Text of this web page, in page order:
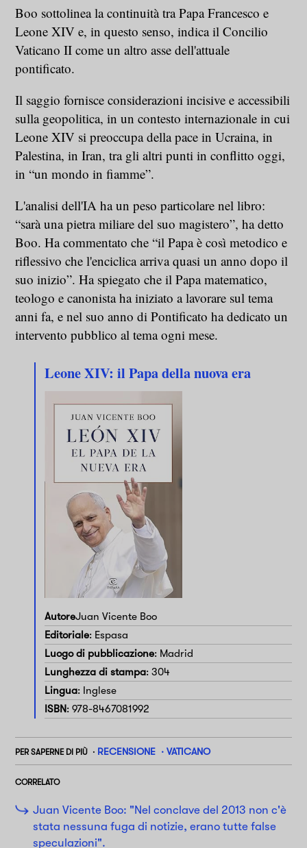
Boo sottolinea la continuità tra Papa Francesco e
Leone XIV e, in questo senso, indica il Concilio
Vaticano II come un altro asse dell'attuale
pontificato.
Il saggio fornisce considerazioni incisive e accessibili
sulla geopolitica, in un contesto internazionale in cui
Leone XIV si preoccupa della pace in Ucraina, in
Palestina, in Iran, tra gli altri punti in conflitto oggi,
in “un mondo in fiamme”.
L'analisi dell'IA ha un peso particolare nel libro:
“sarà una pietra miliare del suo magistero”, ha detto
Boo. Ha commentato che “il Papa è così metodico e
riflessivo che l'enciclica arriva quasi un anno dopo il
suo inizio”. Ha spiegato che il Papa matematico,
teologo e canonista ha iniziato a lavorare sul tema
anni fa, e nel suo anno di Pontificato ha dedicato un
intervento pubblico al tema ogni mese.
Leone XIV: il Papa della nuova era
AutoreJuan Vicente Boo
Editoriale: Espasa
Luogo di pubblicazione: Madrid
Lunghezza di stampa: 304
Lingua: Inglese
ISBN: 978-8467081992
PER SAPERNE DI PIÙ RECENSIONE VATICANO
CORRELATO
Juan Vicente Boo: "Nel conclave del 2013 non c'è
stata nessuna fuga di notizie, erano tutte false
speculazioni".